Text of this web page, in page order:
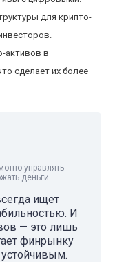
для крипто-
активов в
сделает их более
управлять
деньги
ищет
И
— это лишь
финрынку